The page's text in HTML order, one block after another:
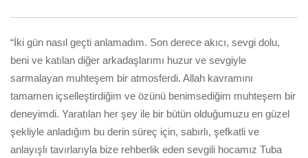
“İki gün nasıl geçti anlamadım. Son derece akıcı, sevgi dolu,
beni ve katılan diğer arkadaşlarımı huzur ve sevgiyle
sarmalayan muhteşem bir atmosferdi. Allah kavramını
tamamen içselleştirdiğim ve özünü benimsediğim muhteşem bir
deneyimdi. Yaratılan her şey ile bir bütün olduğumuzu en güzel
şekliyle anladığım bu derin süreç için, sabırlı, şefkatli ve
anlayışlı tavırlarıyla bize rehberlik eden sevgili hocamız Tuba